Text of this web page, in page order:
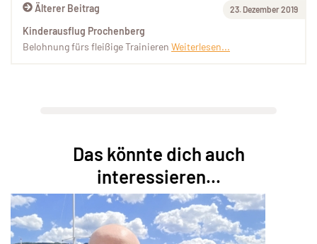
Älterer Beitrag 23. Dezember 2019
Kinderausflug Prochenberg
Belohnung fürs fleißige Trainieren Weiterlesen...
Das könnte dich auch
interessieren...